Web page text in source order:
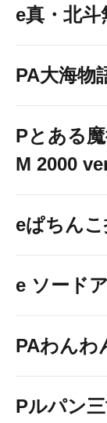
e真・北
PA大海物
Pとある
M 2000
eぱちん
e ソード
PAわんわ
Pルパン